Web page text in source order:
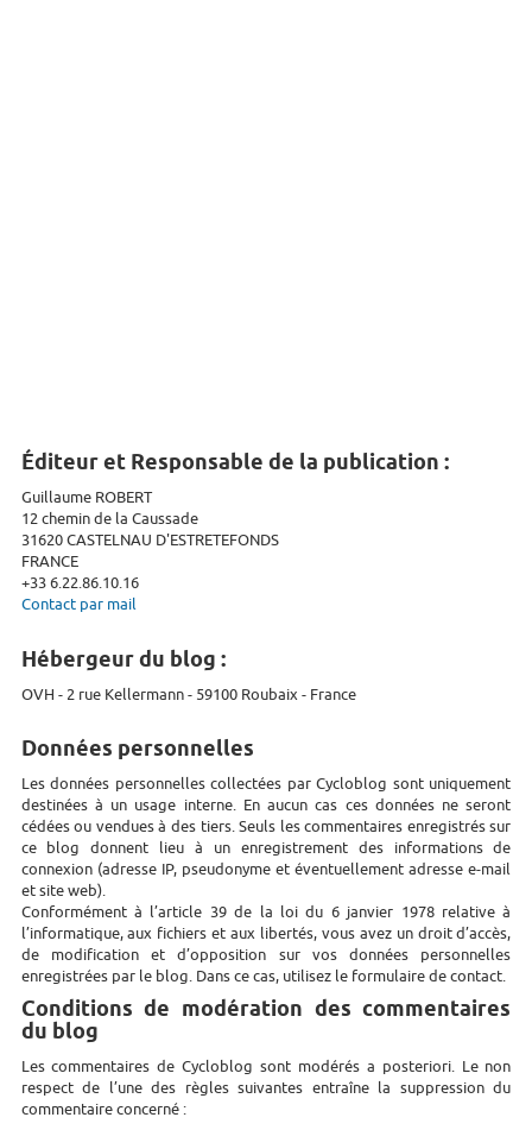
Éditeur et Responsable de la publication :
Guillaume ROBERT
12 chemin de la Caussade
31620 CASTELNAU D'ESTRETEFONDS
FRANCE
+33 6.22.86.10.16
Contact par mail
Hébergeur du blog :
OVH - 2 rue Kellermann - 59100 Roubaix - France
Données personnelles
Les données personnelles collectées par Cycloblog sont uniquement
destinées à un usage interne. En aucun cas ces données ne seront
cédées ou vendues à des tiers. Seuls les commentaires enregistrés sur
ce blog donnent lieu à un enregistrement des informations de
connexion (adresse IP, pseudonyme et éventuellement adresse e-mail
et site web).
Conformément à l’article 39 de la loi du 6 janvier 1978 relative à
l’informatique, aux fichiers et aux libertés, vous avez un droit d’accès,
de modification et d’opposition sur vos données personnelles
enregistrées par le blog. Dans ce cas, utilisez le formulaire de contact.
Conditions de modération des commentaires
du blog
Les commentaires de Cycloblog sont modérés a posteriori. Le non
respect de l’une des règles suivantes entraîne la suppression du
commentaire concerné :